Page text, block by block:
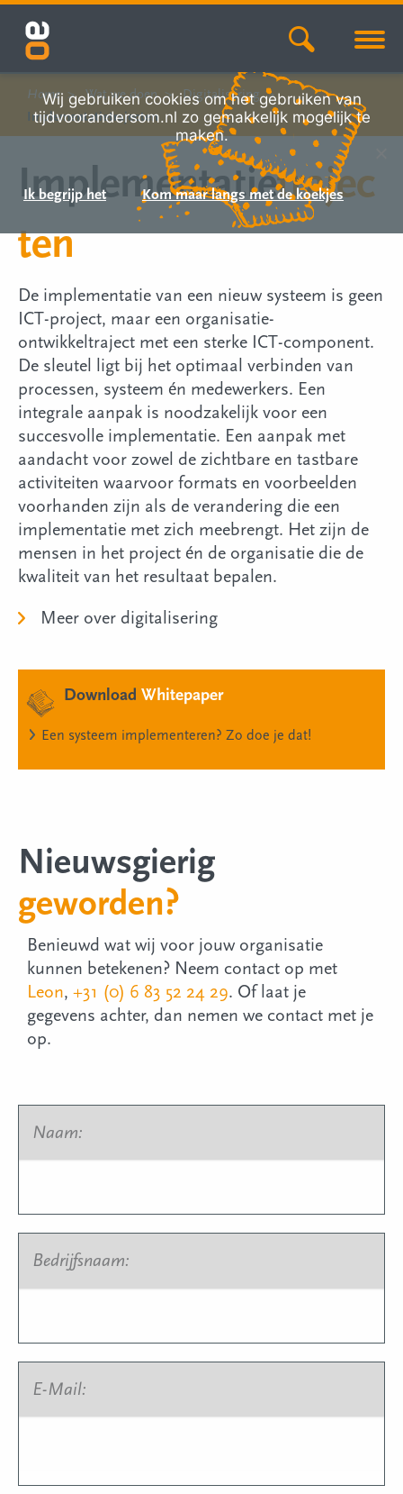
Home Wat we doen
Digitalisering
Implementatietrajecten
Implementatietrajec
ten
De implementatie van een nieuw systeem is geen
ICT-project, maar een organisatie-
ontwikkeltraject met een sterke ICT-component.
De sleutel ligt bij het optimaal verbinden van
processen, systeem én medewerkers. Een
integrale aanpak is noodzakelijk voor een
succesvolle implementatie. Een aanpak met
aandacht voor zowel de zichtbare en tastbare
activiteiten waarvoor formats en voorbeelden
voorhanden zijn als de verandering die een
implementatie met zich meebrengt. Het zijn de
mensen in het project én de organisatie die de
kwaliteit van het resultaat bepalen.
Meer over digitalisering
DownloadWhitepaper
Een systeem implementeren? Zo doe je dat!
Nieuwsgierig
geworden?
Benieuwd wat wij voor jouw organisatie
kunnen betekenen? Neem contact op met
Leon, +31 (0) 6 83 52 24 29. Of laat je
gegevens achter, dan nemen we contact met je
op.
Naam:
Bedrijfsnaam:
E-Mail:
Wij gebruiken cookies om het gebruiken van
tijdvoorandersom.nl zo gemakkelijk mogelijk te
maken.
Ik begrijp het Kom maar langs met de koekjes